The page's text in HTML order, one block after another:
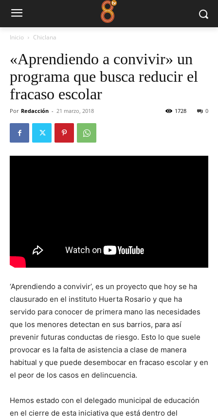
Inicio Chiclana
«Aprendiendo a convivir» un
programa que busca reducir el
fracaso escolar
Por Redacción - 21 marzo, 2018 0
1728
‘Aprendiendo a convivir’, es un proyecto que hoy se ha
clausurado en el instituto Huerta Rosario y que ha
servido para conocer de primera mano las necesidades
que los menores detectan en sus barrios, para así
prevenir futuras conductas de riesgo. Esto lo que suele
provocar es la falta de asistencia a clase de manera
habitual y que puede desembocar en fracaso escolar y en
el peor de los casos en delincuencia.
Hemos estado con el delegado municipal de educación
en el cierre de esta iniciativa que está dentro del